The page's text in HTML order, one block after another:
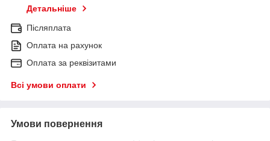
Детальніше
Післяплата
Оплата на рахунок
Оплата за реквізитами
Всі умови оплати
Умови повернення